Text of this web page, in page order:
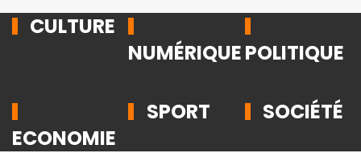
CULTURE
NUMÉRIQUEPOLITIQUE
ECONOMIE
SPORT SOCIÉTÉ